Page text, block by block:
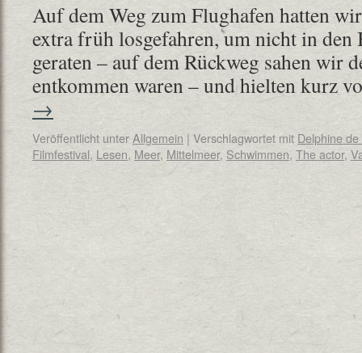
Auf dem Weg zum Flughafen hatten
extra früh losgefahren, um nicht in den
geraten – auf dem Rückweg sahen wir
entkommen waren – und hielten kurz
→
Veröffentlicht unterAllgemein | Verschlagwortet mit Delphine
Filmfestival, Lesen, Meer, Mittelmeer, Schwimmen, The actor,